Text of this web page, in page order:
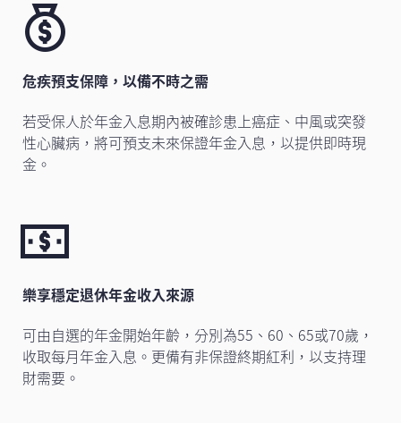
危疾預支保障，以備不時之需
若受保人於年金入息期內被確診患上癌症、中風或突發
性心臟病，將可預支未來保證年金入息，以提供即時現
金。
樂享穩定退休年金收入來源
可由自選的年金開始年齡，分別為55、60、65或70歲，
收取每月年金入息。更備有非保證終期紅利，以支持理
財需要。